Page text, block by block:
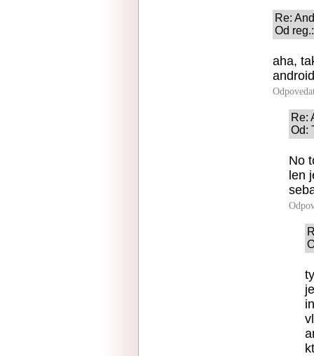
Re:
Od
aha,
Re:
Od:
No
len